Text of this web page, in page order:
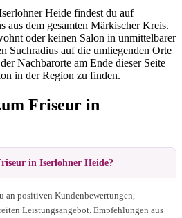
Heide findest du auf
aus dem gesamten Märkischer Kreis.
oder keinen Salon in unmittelbarer
Suchradius auf die umliegenden Orte
Nachbarorte am Ende dieser Seite
in der Region zu finden.
Friseur in
in Iserlohner Heide?
an positiven Kundenbewertungen,
Leistungsangebot. Empfehlungen aus